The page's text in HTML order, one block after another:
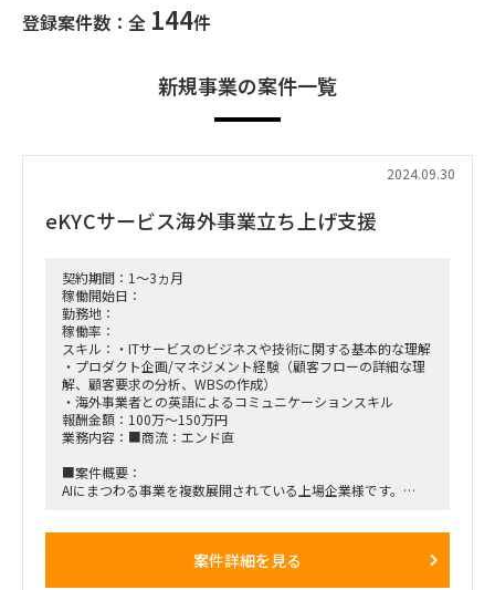
登録案件数：全 144件
新規事業の案件一覧
2024.09.30
eKYCサービス海外事業立ち上げ支援
契約期間：1～3ヵ月
稼働開始日：
勤務地：
稼働率：
スキル：・ITサービスのビジネスや技術に関する基本的な理解
・プロダクト企画/マネジメント経験（顧客フローの詳細な理
解、顧客要求の分析、WBSの作成）
・海外事業者との英語によるコミュニケーションスキル
報酬金額：100万～150万円
業務内容：■商流：エンド直
■案件概要：
AIにまつわる事業を複数展開されている上場企業様です。
案件詳細を見る